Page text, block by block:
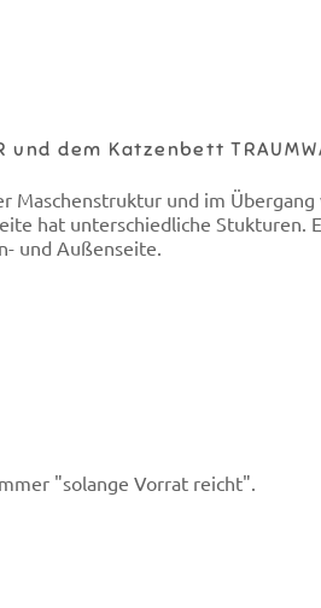
dem Katzenbett
Maschenstruktur und im
hat unterschiedliche
und Außenseite.
"solange Vorrat reicht".